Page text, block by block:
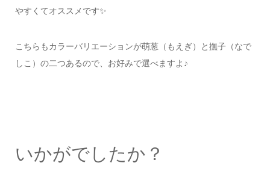
やすくてオススメです✨
こちらもカラーバリエーションが萌葱（もえぎ）と撫子（なで
しこ）の二つあるので、お好みで選べますよ♪
いかがでしたか？